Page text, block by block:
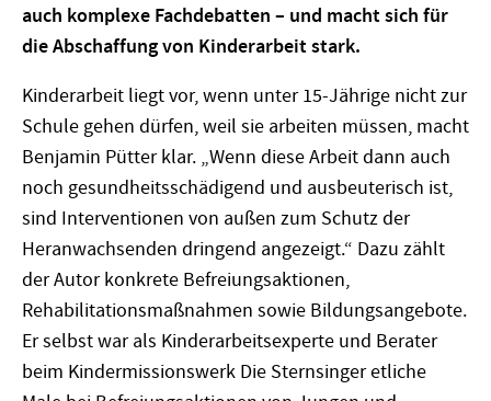
auch komplexe Fachdebatten – und macht sich für
die Abschaffung von Kinderarbeit stark.
Kinderarbeit liegt vor, wenn unter 15-Jährige nicht zur
Schule gehen dürfen, weil sie arbeiten müssen, macht
Benjamin Pütter klar. „Wenn diese Arbeit dann auch
noch gesundheitsschädigend und ausbeuterisch ist,
sind Interventionen von außen zum Schutz der
Heranwachsenden dringend angezeigt.“ Dazu zählt
der Autor konkrete Befreiungsaktionen,
Rehabilitationsmaßnahmen sowie Bildungsangebote.
Er selbst war als Kinderarbeitsexperte und Berater
beim Kindermissionswerk Die Sternsinger etliche